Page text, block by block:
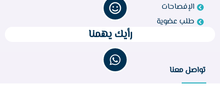
الإفصاحات
طلب عضوية
تواصل معنا
رأيك يهمنا